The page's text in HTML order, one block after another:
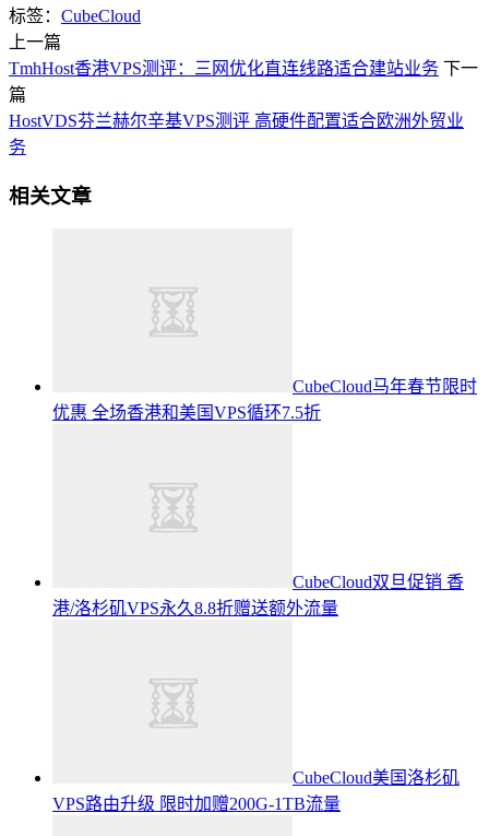
标签： CubeCloud
上一篇
TmhHost香港VPS测评：三网优化直连线路适合建站业务 下一
篇
HostVDS芬兰赫尔辛基VPS测评 高硬件配置适合欧洲外贸业
务
相关文章
CubeCloud马年春节限时
优惠 全场香港和美国VPS循环7.5折
CubeCloud双旦促销 香
港/洛杉矶VPS永久8.8折赠送额外流量
CubeCloud美国洛杉矶
VPS路由升级 限时加赠200G-1TB流量